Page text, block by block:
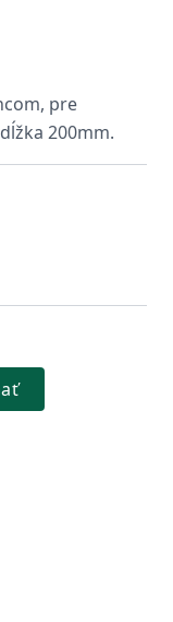
pre
200mm.